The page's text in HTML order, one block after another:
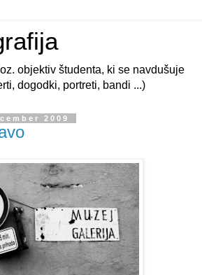
objektiv študenta, ki se navdušuje
dogodki, portreti, bandi ...)
2009